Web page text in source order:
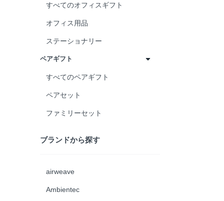
すべてのオフィスギフト
オフィス用品
ステーショナリー
ペアギフト
すべてのペアギフト
ペアセット
ファミリーセット
ブランドから探す
airweave
Ambientec